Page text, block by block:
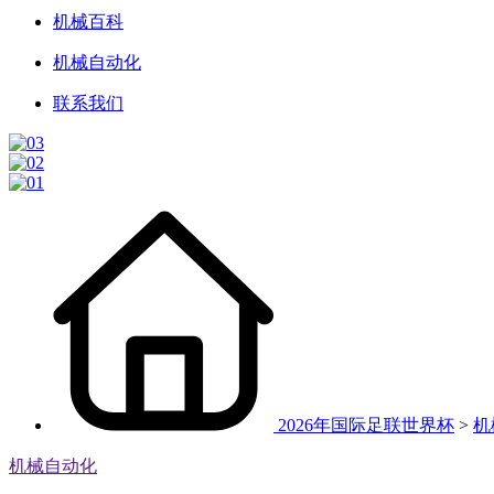
机械百科
机械自动化
联系我们
2026年国际足联世界杯 > 机
机械自动化